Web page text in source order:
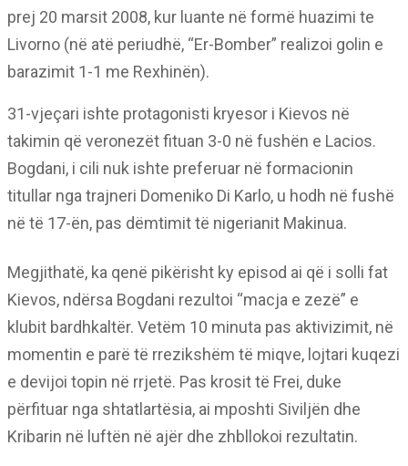
prej 20 marsit 2008, kur luante në formë huazimi te
Livorno (në atë periudhë, “Er-Bomber” realizoi golin e
barazimit 1-1 me Rexhinën).
31-vjeçari ishte protagonisti kryesor i Kievos në
takimin që veronezët fituan 3-0 në fushën e Lacios.
Bogdani, i cili nuk ishte preferuar në formacionin
titullar nga trajneri Domeniko Di Karlo, u hodh në fushë
në të 17-ën, pas dëmtimit të nigerianit Makinua.
Megjithatë, ka qenë pikërisht ky episod ai që i solli fat
Kievos, ndërsa Bogdani rezultoi “macja e zezë” e
klubit bardhkaltër. Vetëm 10 minuta pas aktivizimit, në
momentin e parë të rrezikshëm të miqve, lojtari kuqezi
e devijoi topin në rrjetë. Pas krosit të Frei, duke
përfituar nga shtatlartësia, ai mposhti Siviljën dhe
Kribarin në luftën në ajër dhe zhbllokoi rezultatin.